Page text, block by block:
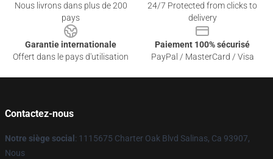
Nous livrons dans plus de 200
pays
24/7 Protected from clicks to
delivery
Garantie internationale
Offert dans le pays d'utilisation
Paiement 100% sécurisé
PayPal / MasterCard / Visa
Contactez-nous
Notre siège social : 1115675 Charter Oak Blvd Salinas, Ca 93907,
Nous